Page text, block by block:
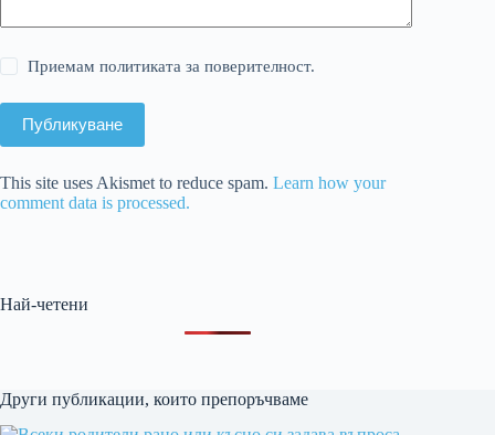
Приемам политиката за поверителност.
Публикуване
This site uses Akismet to reduce spam. Learn how your
comment data is processed.
Най-четени
Други публикации, които препоръчваме